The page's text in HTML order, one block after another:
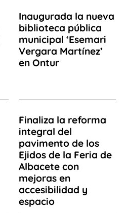
Inaugurada la nueva
biblioteca pública
municipal ‘Esemari
Vergara Martínez’
en Ontur
Finaliza la reforma
integral del
pavimento de los
Ejidos de la Feria de
Albacete con
mejoras en
accesibilidad y
espacio